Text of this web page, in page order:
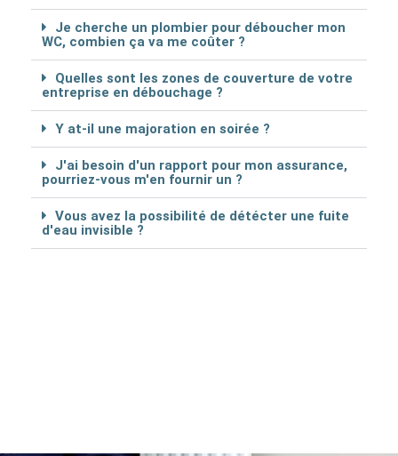
Je cherche un plombier pour déboucher mon
WC, combien ça va me coûter ?
Quelles sont les zones de couverture de votre
entreprise en débouchage ?
Y at-il une majoration en soirée ?
J'ai besoin d'un rapport pour mon assurance,
pourriez-vous m'en fournir un ?
Vous avez la possibilité de détécter une fuite
d'eau invisible ?